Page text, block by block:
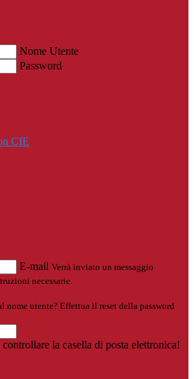
Nome Utente
Password
CIE
E-mail Verrà inviato un messaggio
necessarie.
nome utente? Effettua il reset della password
la casella di posta elettronica!